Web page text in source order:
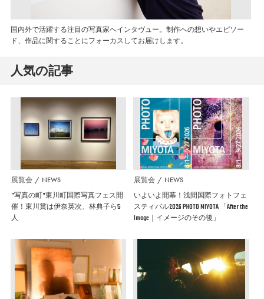
国内外で活躍する注目の写真家へインタヴュー。制作への想いやエピソー
ド、作品に関することにフォーカスしてお届けします。
人気の記事
展覧会 NEWS
”写真の町”東川町国際写真フェス開
催！東川賞は伊奈英次、林典子ら5
人
展覧会 NEWS
いよいよ開幕！浅間国際フォトフェ
スティバル2026 PHOTO MIYOTA 「After the
Image｜イメージのその後」